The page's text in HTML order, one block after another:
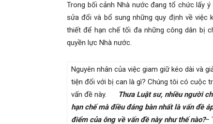
Trong bối cảnh Nhà nước đang tổ chức lấy
sửa đổi và bổ sung những quy định về
thiết để hạn chế tối đa những công dân bị
quyền lực Nhà nước.
Nguyên nhân của việc giam giữ kéo dài và
tiện đối với bị can là gì? Chúng tôi có cuộc
vấn đề này.
Thưa Luật sư, nhiều người
hạn chế mà điều đáng bàn nhất là vấn đề
điểm của ông về vấn đề này như thế nào?–